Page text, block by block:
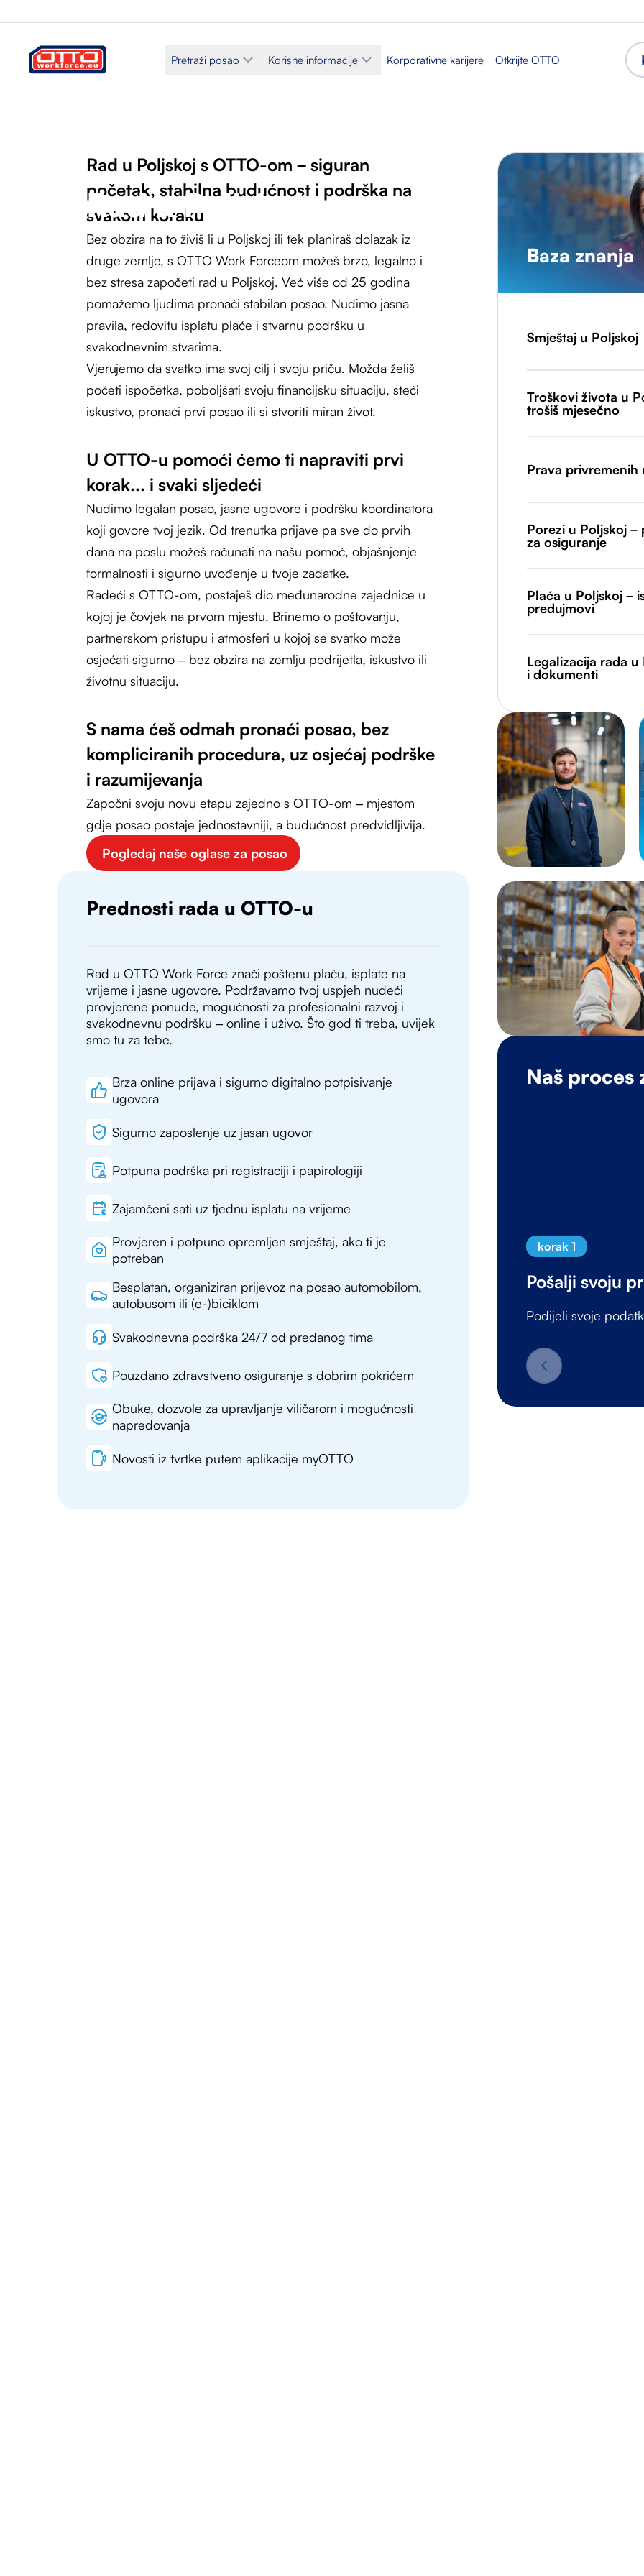
Pretraži posao Korisne informacije Korporativne karijere Otkrijte OTTO
Rad u Poljskoj
Rad u Poljskoj s OTTO-om – siguran
početak, stabilna budućnost i podrška na
svakom koraku
Bez obzira na to živiš li u Poljskoj ili tek planiraš dolazak iz
druge zemlje, s OTTO Work Forceom možeš brzo, legalno i
bez stresa započeti rad u Poljskoj. Već više od 25 godina
pomažemo ljudima pronaći stabilan posao. Nudimo jasna
pravila, redovitu isplatu plaće i stvarnu podršku u
svakodnevnim stvarima.
Vjerujemo da svatko ima svoj cilj i svoju priču. Možda želiš
početi ispočetka, poboljšati svoju financijsku situaciju, steći
iskustvo, pronaći prvi posao ili si stvoriti miran život.
U OTTO-u pomoći ćemo ti napraviti prvi
korak... i svaki sljedeći
Nudimo legalan posao, jasne ugovore i podršku koordinatora
koji govore tvoj jezik. Od trenutka prijave pa sve do prvih
dana na poslu možeš računati na našu pomoć, objašnjenje
formalnosti i sigurno uvođenje u tvoje zadatke.
Radeći s OTTO-om, postaješ dio međunarodne zajednice u
kojoj je čovjek na prvom mjestu. Brinemo o poštovanju,
partnerskom pristupu i atmosferi u kojoj se svatko može
osjećati sigurno – bez obzira na zemlju podrijetla, iskustvo ili
životnu situaciju.
S nama ćeš odmah pronaći posao, bez
kompliciranih procedura, uz osjećaj podrške
i razumijevanja
Započni svoju novu etapu zajedno s OTTO-om – mjestom
gdje posao postaje jednostavniji, a budućnost predvidljivija.
Pogledaj naše oglase za posao
Prednosti rada u OTTO-u
Rad u OTTO Work Force znači poštenu plaću, isplate na
vrijeme i jasne ugovore. Podržavamo tvoj uspjeh nudeći
provjerene ponude, mogućnosti za profesionalni razvoj i
svakodnevnu podršku – online i uživo. Što god ti treba, uvijek
smo tu za tebe.
Brza online prijava i sigurno digitalno potpisivanje
ugovora
Sigurno zaposlenje uz jasan ugovor
Potpuna podrška pri registraciji i papirologiji
Zajamčeni sati uz tjednu isplatu na vrijeme
Provjeren i potpuno opremljen smještaj, ako ti je
potreban
Besplatan, organiziran prijevoz na posao automobilom,
autobusom ili (e-)biciklom
Svakodnevna podrška 24/7 od predanog tima
Pouzdano zdravstveno osiguranje s dobrim pokrićem
Obuke, dozvole za upravljanje viličarom i mogućnosti
napredovanja
Novosti iz tvrtke putem aplikacije myOTTO
Baza znanja
Smještaj u Poljskoj
Troškovi života u
trošiš mjesečno
Prava privremenih
Porezi u Poljskoj
za osiguranje
Plaća u Poljskoj –
predujmovi
Legalizacija rada
i dokumenti
Naš proces
korak 1
Pošalji svoju
Podijeli svoje